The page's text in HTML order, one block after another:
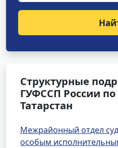
Структурные
ГУФССП России по
Татарстан
Межрайонный отдел
особым